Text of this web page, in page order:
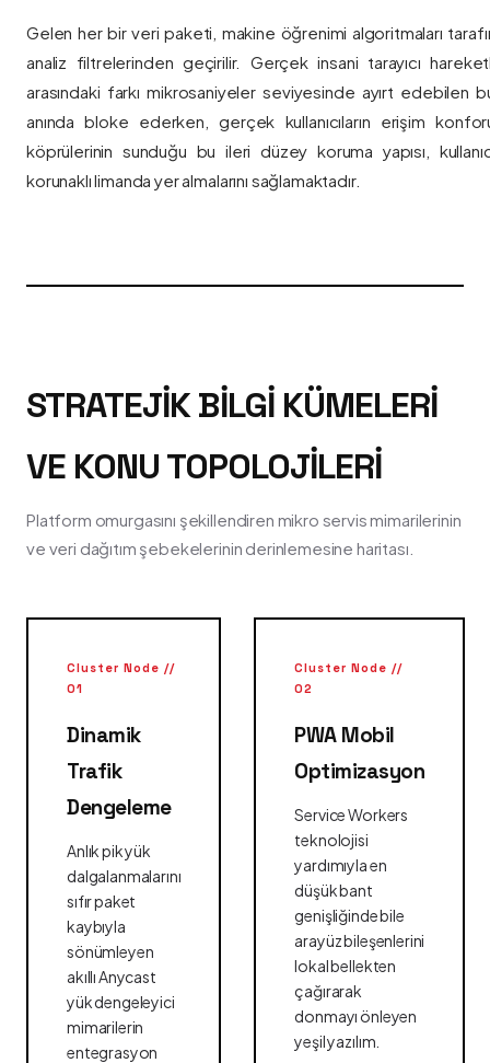
Gelen her bir veri paketi, makine öğrenimi algoritmaları
analiz filtrelerinden geçirilir. Gerçek insani tarayıcı
arasındaki farkı mikrosaniyeler seviyesinde ayırt edebilen
anında bloke ederken, gerçek kullanıcıların erişim
köprülerinin sunduğu bu ileri düzey koruma yapısı,
korunaklı limanda yer almalarını sağlamaktadır.
STRATEJIK BILGI KÜMELERI
VE KONU TOPOLOJILERI
Platform omurgasını şekillendiren mikro servis mimarilerinin
ve veri dağıtım şebekelerinin derinlemesine haritası.
Cluster Node //
01
Dinamik
Trafik
Dengeleme
Anlık pik yük
dalgalanmalarını
sıfır paket
kaybıyla
sönümleyen
akıllı Anycast
yük dengeleyici
mimarilerin
entegrasyon
Cluster Node //
02
PWA Mobil
Optimizasyon
Service Workers
teknolojisi
yardımıyla en
düşük bant
genişliğinde bile
arayüz bileşenlerini
lokal bellekten
çağırarak
donmayı önleyen
yeşil yazılım.